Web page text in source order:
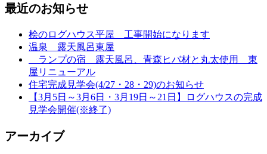
最近のお知らせ
桧のログハウス平屋 工事開始になります
温泉 露天風呂東屋
ランプの宿 露天風呂、青森ヒバ材と丸太使用 東
屋リニューアル
住宅完成見学会(4/27・28・29)のお知らせ
【3月5日～3月6日・3月19日～21日】ログハウスの完成
見学会開催(※終了)
アーカイブ